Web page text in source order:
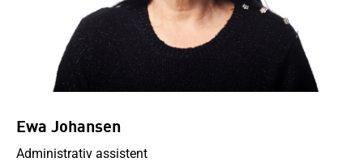
Ewa Johansen
Administrativ assistent